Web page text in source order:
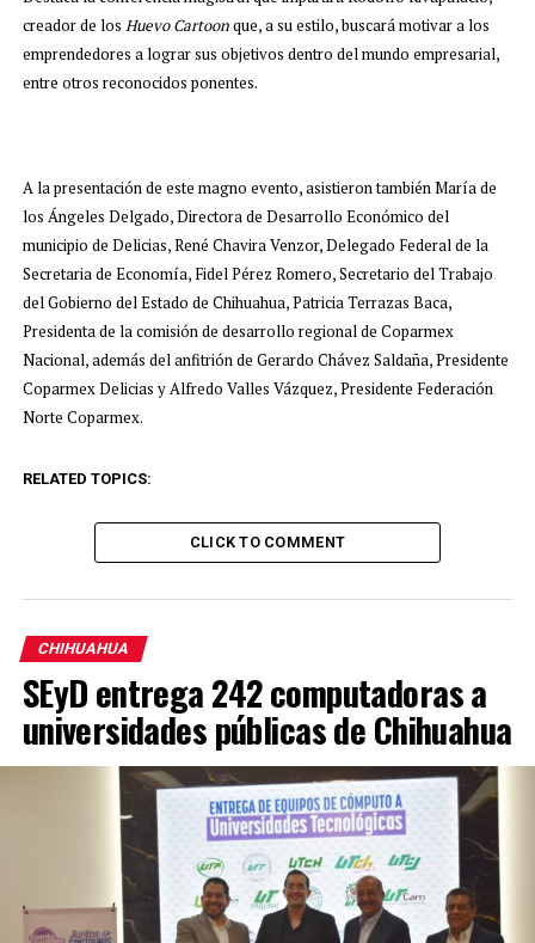
creador de los Huevo Cartoonque, a su estilo, buscará motivar a los
emprendedores a lograr sus objetivos dentro del mundo empresarial,
entre otros reconocidos ponentes.
A la presentación de este magno evento, asistieron también María de
los Ángeles Delgado, Directora de Desarrollo Económico del
municipio de Delicias, René Chavira Venzor, Delegado Federal de la
Secretaria de Economía, Fidel Pérez Romero, Secretario del Trabajo
del Gobierno del Estado de Chihuahua, Patricia Terrazas Baca,
Presidenta de la comisión de desarrollo regional de Coparmex
Nacional, además del anfitrión de Gerardo Chávez Saldaña, Presidente
Coparmex Delicias y Alfredo Valles Vázquez, Presidente Federación
Norte Coparmex.
RELATED TOPICS:
CLICK TO COMMENT
CHIHUAHUA
SEyD entrega 242 computadoras a
universidades públicas de Chihuahua